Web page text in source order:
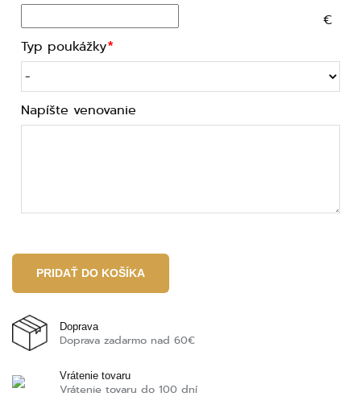
€
Typ poukážky
Napíšte venovanie
Doprava
Doprava zadarmo nad 60€
Vrátenie tovaru
Vrátenie tovaru do 100 dní